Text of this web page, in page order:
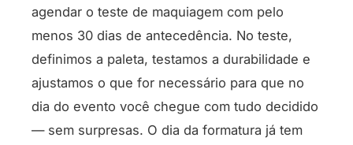
agendar o teste de maquiagem com pelo
menos 30 dias de antecedência. No teste,
definimos a paleta, testamos a durabilidade e
ajustamos o que for necessário para que no
dia do evento você chegue com tudo decidido
— sem surpresas. O dia da formatura já tem